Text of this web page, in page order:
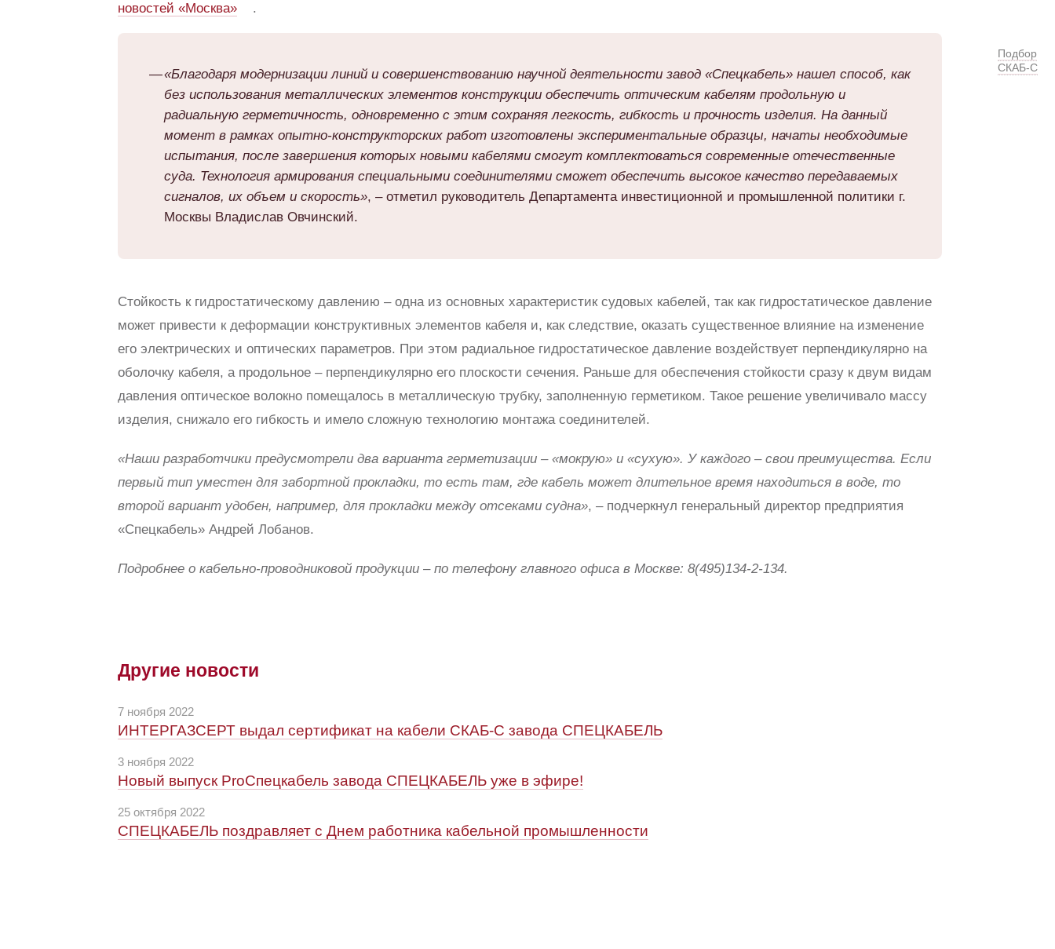
Подбор
СКАБ-С
новостей «Москва»
.
«Благодаря модернизации линий и совершенствованию научной деятельности завод «Спецкабель» нашел способ, как
без использования металлических элементов конструкции обеспечить оптическим кабелям продольную и
радиальную герметичность, одновременно с этим сохраняя легкость, гибкость и прочность изделия. На данный
момент в рамках опытно-конструкторских работ изготовлены экспериментальные образцы, начаты необходимые
испытания, после завершения которых новыми кабелями смогут комплектоваться современные отечественные
суда. Технология армирования специальными соединителями сможет обеспечить высокое качество передаваемых
сигналов, их объем и скорость», – отметил руководитель Департамента инвестиционной и промышленной политики г.
Москвы Владислав Овчинский.
Стойкость к гидростатическому давлению – одна из основных характеристик судовых кабелей, так как гидростатическое давление
может привести к деформации конструктивных элементов кабеля и, как следствие, оказать существенное влияние на изменение
его электрических и оптических параметров. При этом радиальное гидростатическое давление воздействует перпендикулярно на
оболочку кабеля, а продольное – перпендикулярно его плоскости сечения. Раньше для обеспечения стойкости сразу к двум видам
давления оптическое волокно помещалось в металлическую трубку, заполненную герметиком. Такое решение увеличивало массу
изделия, снижало его гибкость и имело сложную технологию монтажа соединителей.
«Наши разработчики предусмотрели два варианта герметизации – «мокрую» и «сухую». У каждого – свои преимущества. Если
первый тип уместен для забортной прокладки, то есть там, где кабель может длительное время находиться в воде, то
второй вариант удобен, например, для прокладки между отсеками судна», – подчеркнул генеральный директор предприятия
«Спецкабель» Андрей Лобанов.
Подробнее о кабельно-проводниковой продукции – по телефону главного офиса в Москве: 8(495)134-2-134.
Другие новости
7 ноября 2022
ИНТЕРГАЗСЕРТ выдал сертификат на кабели СКАБ-С завода СПЕЦКАБЕЛЬ
3 ноября 2022
Новый выпуск ProСпецкабель завода СПЕЦКАБЕЛЬ уже в эфире!
25 октября 2022
СПЕЦКАБЕЛЬ поздравляет с Днем работника кабельной промышленности